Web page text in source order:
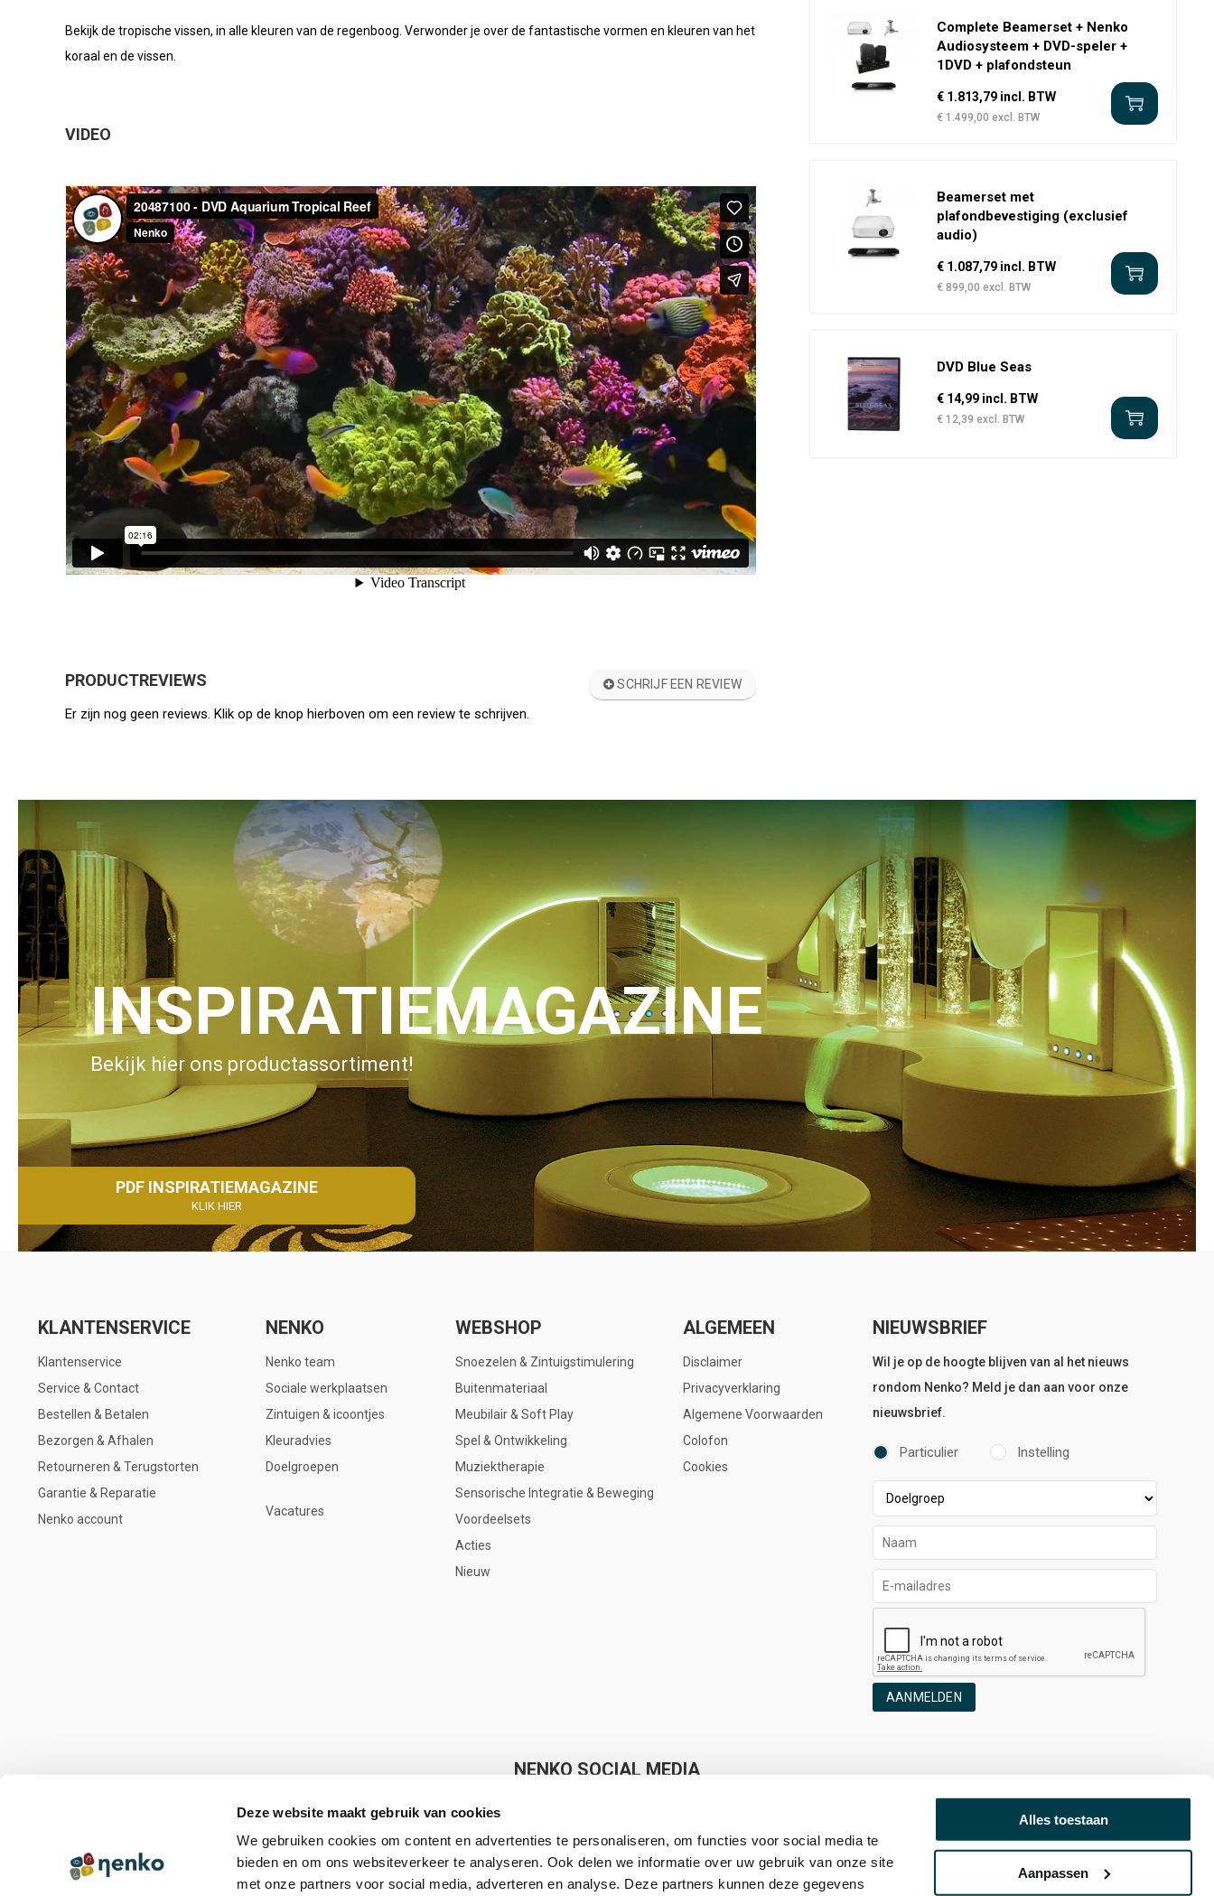
Deze website maakt gebruik van cookies
We gebruiken cookies om content en advertenties te personaliseren, om functies voor social media te
bieden en om ons websiteverkeer te analyseren. Ook delen we informatie over uw gebruik van onze site
met onze partners voor social media, adverteren en analyse. Deze partners kunnen deze gegevens
Alles toestaan
Aanpassen
Bekijk de tropische vissen, in alle kleuren van de regenboog. Verwonder je over de fantastische vormen en kleuren van het
koraal en de vissen.
VIDEO
PRODUCTREVIEWS SCHRIJF EEN REVIEW
Er zijn nog geen reviews. Klik op de knop hierboven om een review te schrijven.
Complete Beamerset + Nenko
Audiosysteem + DVD-speler +
1DVD + plafondsteun
€ 1.813,79 incl. BTW
€ 1.499,00 excl. BTW
Beamerset met
plafondbevestiging (exclusief
audio)
€ 1.087,79 incl. BTW
€ 899,00 excl. BTW
DVD Blue Seas
€ 14,99 incl. BTW
€ 12,39 excl. BTW
INSPIRATIEMAGAZINE
Bekijk hier ons productassortiment!
PDF INSPIRATIEMAGAZINE
KLIK HIER
KLANTENSERVICE
Klantenservice
Service & Contact
Bestellen & Betalen
Bezorgen & Afhalen
Retourneren & Terugstorten
Garantie & Reparatie
Nenko account
NENKO
Nenko team
Sociale werkplaatsen
Zintuigen & icoontjes
Kleuradvies
Doelgroepen
Vacatures
WEBSHOP
Snoezelen & Zintuigstimulering
Buitenmateriaal
Meubilair & Soft Play
Spel & Ontwikkeling
Muziektherapie
Sensorische Integratie & Beweging
Voordeelsets
Acties
Nieuw
ALGEMEEN
Disclaimer
Privacyverklaring
Algemene Voorwaarden
Colofon
Cookies
NIEUWSBRIEF
Wil je op de hoogte blijven van al het nieuws
rondom Nenko? Meld je dan aan voor onze
nieuwsbrief.
Particulier Instelling
AANMELDEN
NENKO SOCIAL MEDIA